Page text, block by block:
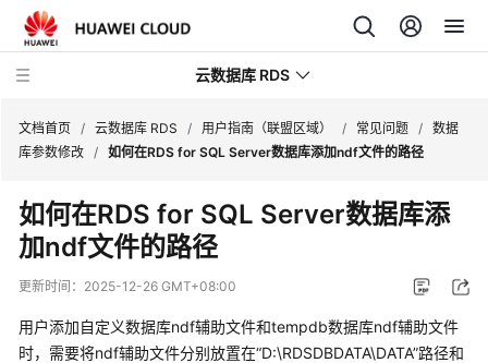
云数据库 RDS
产
品
绍
文档首页 / 云数据库 RDS / 用户指南（联盟区域） / 常见问题 / 数据
库参数修改 / 如何在RDS for SQL Server数据库添加ndf文件的路径
如何在RDS for SQL Server数据库添
加ndf文件的路径
更新时间： 2025-12-26 GMT+08:00
用户添加自定义数据库ndf辅助文件和tempdb数据库ndf辅助文件
时，需要将ndf辅助文件分别放置在“D:\RDSDBDATA\DATA”路径和